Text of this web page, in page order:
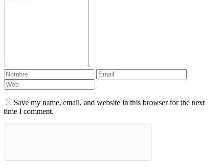
Save my name, email, and website in this browser for the next
time I comment.